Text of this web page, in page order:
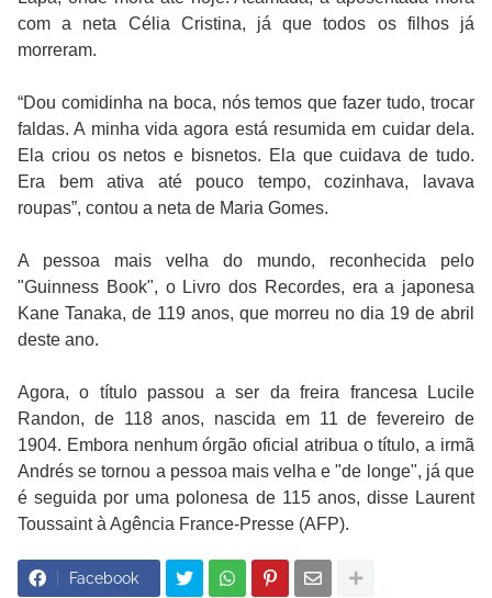
com a neta Célia Cristina, já que todos os filhos já
morreram.
“Dou comidinha na boca, nós temos que fazer tudo, trocar
faldas. A minha vida agora está resumida em cuidar dela.
Ela criou os netos e bisnetos. Ela que cuidava de tudo.
Era bem ativa até pouco tempo, cozinhava, lavava
roupas”, contou a neta de Maria Gomes.
A pessoa mais velha do mundo, reconhecida pelo
"Guinness Book", o Livro dos Recordes, era a japonesa
Kane Tanaka, de 119 anos, que morreu no dia 19 de abril
deste ano.
Agora, o título passou a ser da freira francesa Lucile
Randon, de 118 anos, nascida em 11 de fevereiro de
1904. Embora nenhum órgão oficial atribua o título, a irmã
Andrés se tornou a pessoa mais velha e "de longe", já que
é seguida por uma polonesa de 115 anos, disse Laurent
Toussaint à Agência France-Presse (AFP).
Facebook